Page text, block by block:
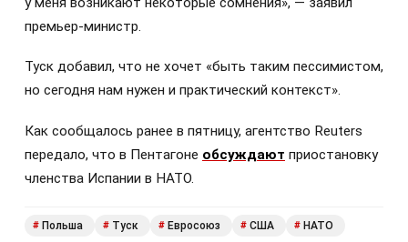
премьер-министр.
Туск добавил, что не хочет «быть таким пессимистом,
но сегодня нам нужен и практический контекст».
Как сообщалось ранее в пятницу, агентство Reuters
передало, что в Пентагоне обсуждают приостановку
членства Испании в НАТО.
# Польша # Туск # Евросоюз # США # НАТО